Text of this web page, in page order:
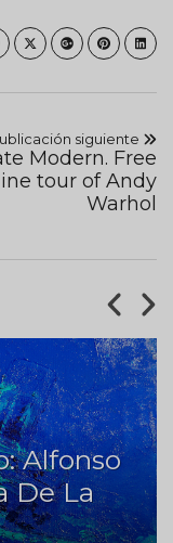
siguiente
Modern. Free
tour of Andy
Warhol
Alfonso
De La